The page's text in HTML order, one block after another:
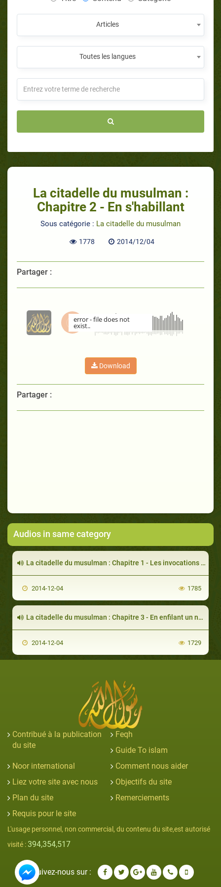
Articles
Toutes les langues
La citadelle du musulman :
Chapitre 2 - En s'habillant
Sous catégorie : La citadelle du musulman
1778 2014/12/04
Partager :
error - file does not
exist..
Download
Partager :
Audios in same category
La citadelle du musulman : Chapitre 1 - Les invocations du réveil
2014-12-04 1785
La citadelle du musulman : Chapitre 3 - En enfilant un nouvel habit
2014-12-04 1729
Contribué à la publication
du site
Feqh
Guide To islam
Noor international
Comment nous aider
Liez votre site avec nous
Objectifs du site
Plan du site
Remerciements
Requis pour le site
L'usage personnel, non commercial, du contenu du site,est autorisé
visité : 394,354,517
Suivez-nous sur :